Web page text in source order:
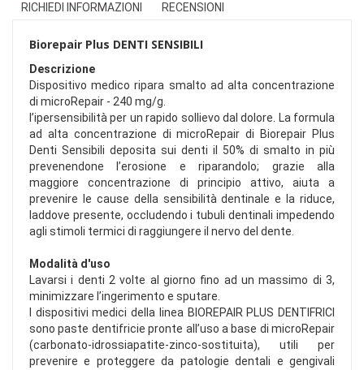
RICHIEDI INFORMAZIONI
RECENSIONI
Biorepair Plus DENTI SENSIBILI
Descrizione
Dispositivo medico ripara smalto ad alta concentrazione
di microRepair - 240 mg/g.
l’ipersensibilità per un rapido sollievo dal dolore. La formula
ad alta concentrazione di microRepair di Biorepair Plus
Denti Sensibili deposita sui denti il 50% di smalto in più
prevenendone l’erosione e riparandolo; grazie alla
maggiore concentrazione di principio attivo, aiuta a
prevenire le cause della sensibilità dentinale e la riduce,
laddove presente, occludendo i tubuli dentinali impedendo
agli stimoli termici di raggiungere il nervo del dente.
Modalità d'uso
Lavarsi i denti 2 volte al giorno fino ad un massimo di 3,
minimizzare l’ingerimento e sputare.
I dispositivi medici della linea BIOREPAIR PLUS DENTIFRICI
sono paste dentifricie pronte all’uso a base di microRepair
(carbonato-idrossiapatite-zinco-sostituita), utili per
prevenire e proteggere da patologie dentali e gengivali